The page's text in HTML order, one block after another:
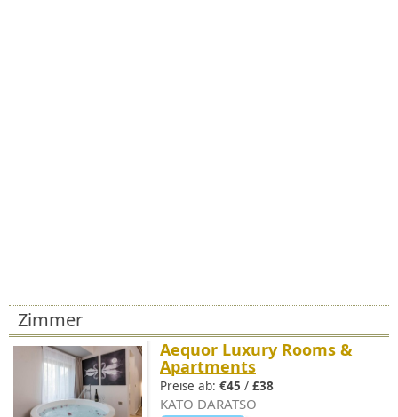
Zimmer
Aequor Luxury Rooms &
Apartments
Preise ab: €45 / £38
KATO DARATSO